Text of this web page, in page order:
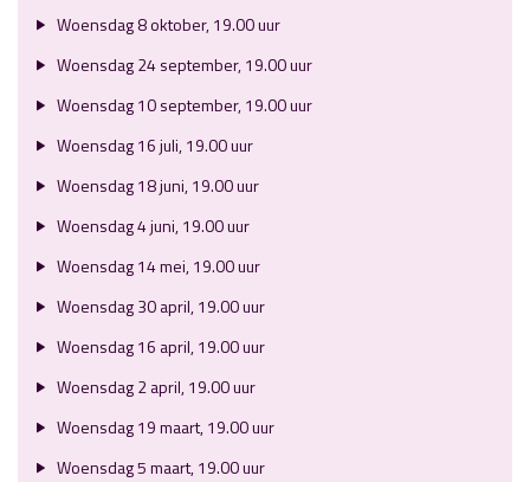
Woensdag 8 oktober, 19.00 uur
Woensdag 24 september, 19.00 uur
Woensdag 10 september, 19.00 uur
Woensdag 16 juli, 19.00 uur
Woensdag 18 juni, 19.00 uur
Woensdag 4 juni, 19.00 uur
Woensdag 14 mei, 19.00 uur
Woensdag 30 april, 19.00 uur
Woensdag 16 april, 19.00 uur
Woensdag 2 april, 19.00 uur
Woensdag 19 maart, 19.00 uur
Woensdag 5 maart, 19.00 uur